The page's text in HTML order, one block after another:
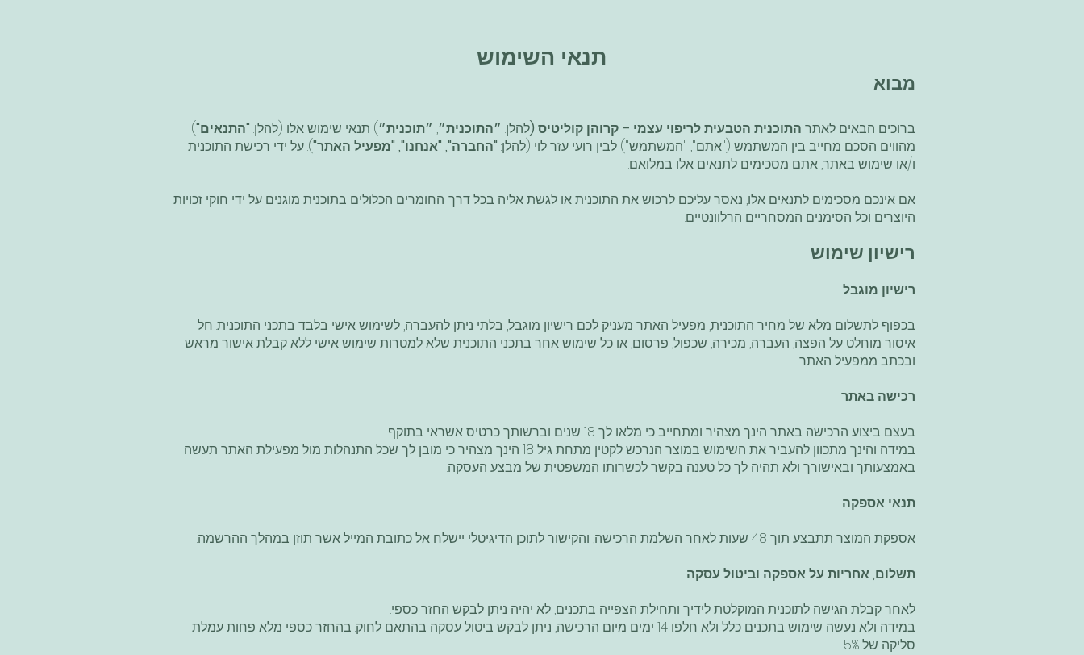
תנאי השימוש
מבוא
ברוכים הבאים לאתר התוכנית הטבעית לריפוי עצמי – קרוהן קוליטיס (להלן: ״התוכנית״, ״תוכנית״) תנאי שימוש אלו (להלן: "התנאים")
מהווים הסכם מחייב בין המשתמש ("אתם", "המשתמש") לבין רועי עזר לוי (להלן: "החברה", "אנחנו", "מפעיל האתר"). על ידי רכישת התוכנית
ו/או שימוש באתר, אתם מסכימים לתנאים אלו במלואם.
אם אינכם מסכימים לתנאים אלו, נאסר עליכם לרכוש את התוכנית או לגשת אליה בכל דרך. החומרים הכלולים בתוכנית מוגנים על ידי חוקי זכויות
היוצרים וכל הסימנים המסחריים הרלוונטיים.
רישיון שימוש
רישיון מוגבל
בכפוף לתשלום מלא של מחיר התוכנית, מפעיל האתר מעניק לכם רישיון מוגבל, בלתי ניתן להעברה, לשימוש אישי בלבד בתכני התוכנית. חל
איסור מוחלט על הפצה, העברה, מכירה, שכפול, פרסום, או כל שימוש אחר בתכני התוכנית שלא למטרות שימוש אישי ללא קבלת אישור מראש
ובכתב ממפעיל האתר.
רכישה באתר
בעצם ביצוע הרכישה באתר הינך מצהיר ומתחייב כי מלאו לך 18 שנים וברשותך כרטיס אשראי בתוקף.
במידה והינך מתכוון להעביר את השימוש במוצר הנרכש לקטין מתחת גיל 18 הינך מצהיר כי מובן לך שכל התנהלות מול מפעילת האתר תעשה
באמצעותך ובאישורך ולא תהיה לך כל טענה בקשר לכשרותו המשפטית של מבצע העסקה.
תנאי אספקה
אספקת המוצר תתבצע תוך 48 שעות לאחר השלמת הרכישה, והקישור לתוכן הדיגיטלי יישלח אל כתובת המייל אשר תוזן במהלך ההרשמה.
תשלום, אחריות על אספקה וביטול עסקה
לאחר קבלת הגישה לתוכנית המוקלטת לידיך ותחילת הצפייה בתכנים, לא יהיה ניתן לבקש החזר כספי.
במידה ולא נעשה שימוש בתכנים כלל ולא חלפו 14 ימים מיום הרכישה, ניתן לבקש ביטול עסקה בהתאם לחוק. בהחזר כספי מלא פחות עמלת
סליקה של 5%.